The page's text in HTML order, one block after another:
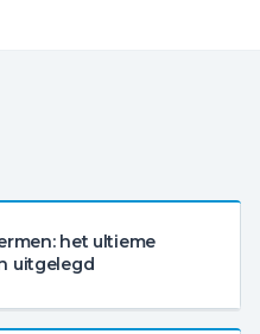
het ultieme
uitgelegd